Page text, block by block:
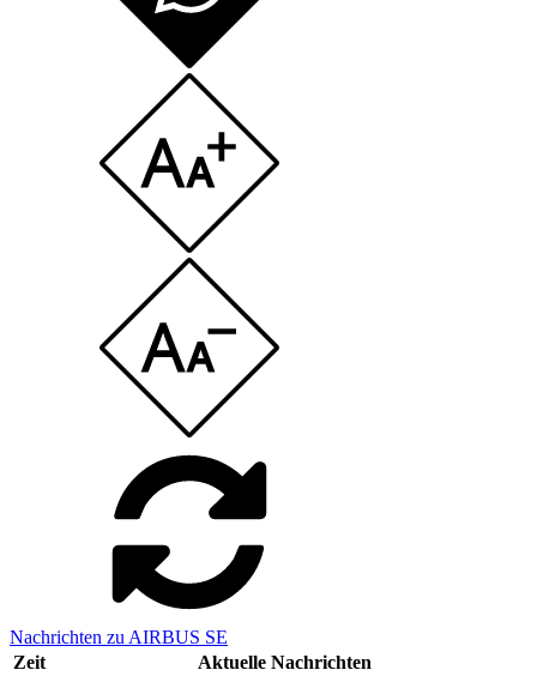
Nachrichten zu AIRBUS SE
Zeit
Aktuelle Nachrichten